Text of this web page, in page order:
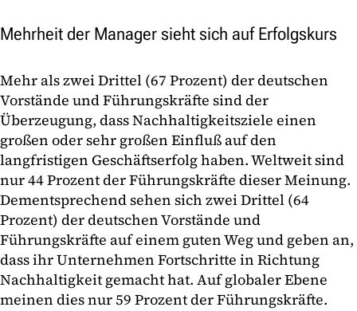
Mehrheit der Manager sieht sich auf Erfolgskurs
Mehr als zwei Drittel (67 Prozent) der deutschen
Vorstände und Führungskräfte sind der
Überzeugung, dass Nachhaltigkeitsziele einen
großen oder sehr großen Einfluß auf den
langfristigen Geschäftserfolg haben. Weltweit sind
nur 44 Prozent der Führungskräfte dieser Meinung.
Dementsprechend sehen sich zwei Drittel (64
Prozent) der deutschen Vorstände und
Führungskräfte auf einem guten Weg und geben an,
dass ihr Unternehmen Fortschritte in Richtung
Nachhaltigkeit gemacht hat. Auf globaler Ebene
meinen dies nur 59 Prozent der Führungskräfte.